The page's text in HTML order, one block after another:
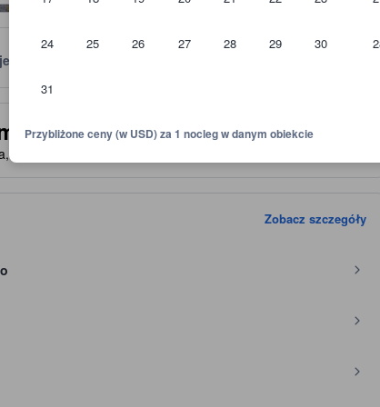
24 25 26 27 28 29 30
31
Przybliżone ceny (w USD) za 1 nocleg w danym obiekcie
mae No.2
Japonia, 231-0023
Zobacz szczegóły